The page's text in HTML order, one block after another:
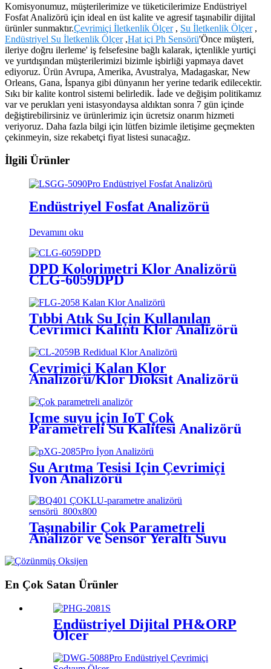
Komisyonumuz, müşterilerimize ve tüketicilerimize Endüstriyel
Fosfat Analizörü için ideal en üst kalite ve agresif taşınabilir dijital
ürünler sunmaktır.Çevrimiçi İletkenlik Ölçer, Su İletkenlik Ölçer,
Endüstriyel Su İletkenlik Ölçer,Hat içi Ph Sensörü'Önce müşteri,
ileriye doğru ilerleme' iş felsefesine bağlı kalarak, içtenlikle yurtiçi
ve yurtdışından müşterilerimizi bizimle işbirliği yapmaya davet
ediyoruz. Ürün Avrupa, Amerika, Avustralya, Madagaskar, New
Orleans, Gana, İspanya gibi dünyanın her yerine tedarik edilecektir.
Sıkı bir kalite kontrol sistemi belirledik. İade ve değişim politikamız
var ve perukları yeni istasyondaysa aldıktan sonra 7 gün içinde
değiştirebilirsiniz ve ürünlerimiz için ücretsiz onarım hizmeti
veriyoruz. Daha fazla bilgi için lütfen bizimle iletişime geçmekten
çekinmeyin, size rekabetçi fiyat listesi sunacağız.
İlgili Ürünler
Endüstriyel Fosfat Analizörü
Devamını oku
DPD Kolorimetri Klor Analizörü
CLG-6059DPD
Tıbbi Atık Su İçin Kullanılan
Çevrimiçi Kalıntı Klor Analizörü
Çevrimiçi Kalan Klor
Analizörü/Klor Dioksit Analizörü
İçme suyu için IoT Çok
Parametreli Su Kalitesi Analizörü
Su Arıtma Tesisi İçin Çevrimiçi
İyon Analizörü
Taşınabilir Çok Parametreli
Analizör ve Sensör Yeraltı Suyu
En Çok Satan Ürünler
Endüstriyel Dijital PH&ORP
Ölçer